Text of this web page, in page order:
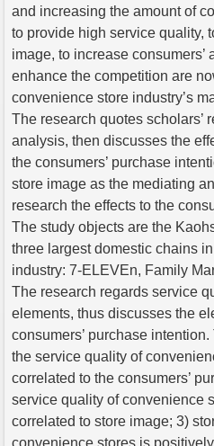
and increasing the amount of
to provide high service quality,
image, to increase consumers’
enhance the competition are
convenience store industry’s
The research quotes scholars’
analysis, then discusses the
the consumers’ purchase
store image as the mediating
research the effects to the
The study objects are the
three largest domestic chains
industry: 7-ELEVEn, Family
The research regards service
elements, thus discusses the
consumers’ purchase
the service quality of
correlated to the consumers’
service quality of convenience
correlated to store image; 3)
convenience stores is